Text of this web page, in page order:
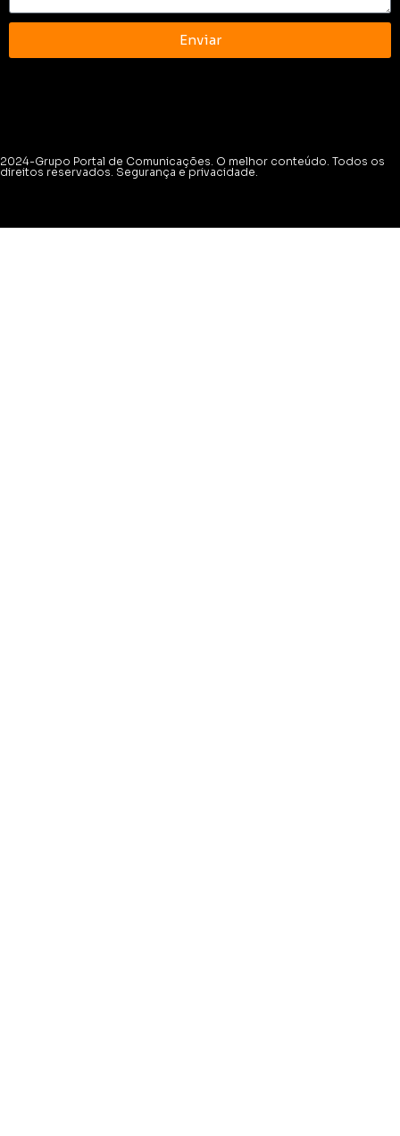
Enviar
2024-Grupo Portal de Comunicações. O melhor conteúdo. Todos os
direitos reservados. Segurança e privacidade.